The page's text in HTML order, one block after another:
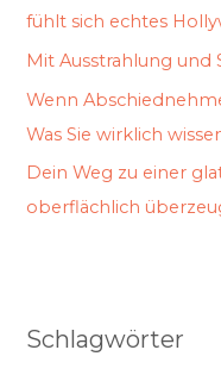
fühlt sich echtes
Mit Ausstrahlung und
Wenn
Was Sie wirklich
Dein Weg zu einer
oberflächlich
Schlagwörter